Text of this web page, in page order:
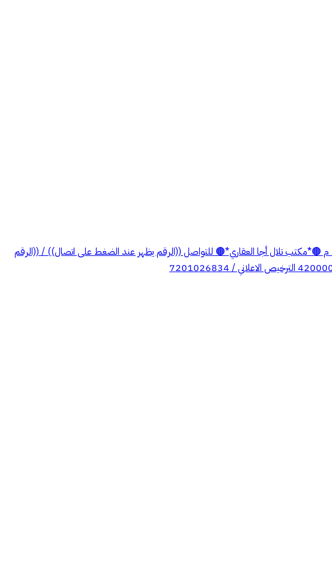
للبيع أرض تجارية حي أجا - حائل المساحة: 852.62 م رقم القطعة : 471 رقم المخطط : 622 • شمالاً: شارع عرض 30م بطول : 35 م 🟤*مكتب تلال أجا العقاري*🟤 للتواصل ((الرقم يظهر عند الضغط على اتصال)) / ((الرقم